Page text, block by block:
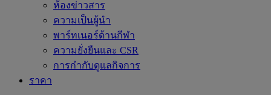
ห้องข่าวสาร
ความเป็นผู้นำ
พาร์ทเนอร์ด้านกีฬา
ความยั่งยืนและ CSR
การกำกับดูแลกิจการ
ราคา